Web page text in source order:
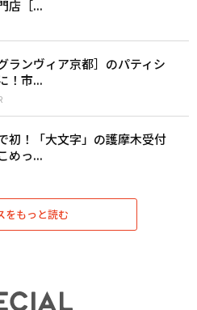
店［...
ランヴィア京都］のパティシ
！市...
初！「大文字」の護摩木受付
めっ...
をもっと読む